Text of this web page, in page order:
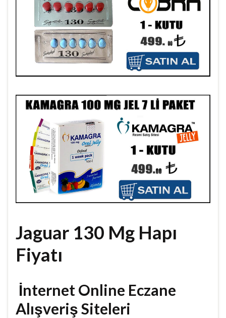
Jaguar 130 Mg Hapı
Fiyatı
İnternet Online Eczane
Alışveriş Siteleri